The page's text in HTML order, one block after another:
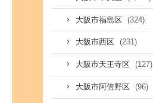
大阪市福島区 (324)
大阪市西区 (231)
大阪市天王寺区 (127)
大阪市阿倍野区 (96)